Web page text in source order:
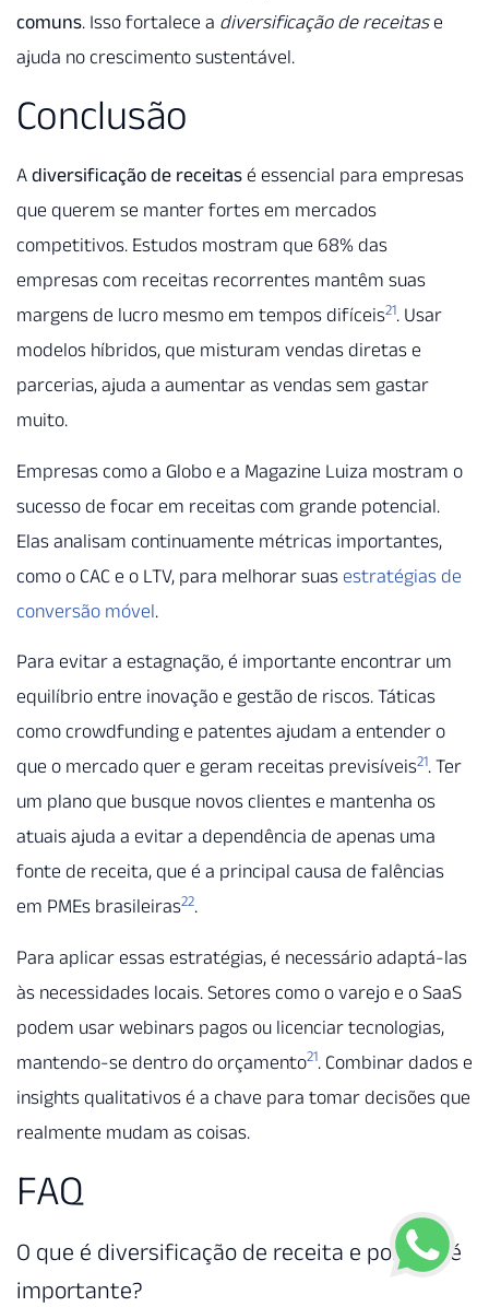
comuns. Isso fortalece a diversificação de receitase
ajuda no crescimento sustentável.
Conclusão
A diversificação de receitas é essencial para empresas
que querem se manter fortes em mercados
competitivos. Estudos mostram que 68% das
empresas com receitas recorrentes mantêm suas
margens de lucro mesmo em tempos difíceis21. Usar
modelos híbridos, que misturam vendas diretas e
parcerias, ajuda a aumentar as vendas sem gastar
muito.
Empresas como a Globo e a Magazine Luiza mostram o
sucesso de focar em receitas com grande potencial.
Elas analisam continuamente métricas importantes,
como o CAC e o LTV, para melhorar suas estratégias de
conversão móvel.
Para evitar a estagnação, é importante encontrar um
equilíbrio entre inovação e gestão de riscos. Táticas
como crowdfunding e patentes ajudam a entender o
que o mercado quer e geram receitas previsíveis21. Ter
um plano que busque novos clientes e mantenha os
atuais ajuda a evitar a dependência de apenas uma
fonte de receita, que é a principal causa de falências
em PMEs brasileiras22.
Para aplicar essas estratégias, é necessário adaptá-las
às necessidades locais. Setores como o varejo e o SaaS
podem usar webinars pagos ou licenciar tecnologias,
mantendo-se dentro do orçamento21. Combinar dados e
insights qualitativos é a chave para tomar decisões que
realmente mudam as coisas.
FAQ
O que é diversificação de receita e por que é
importante?